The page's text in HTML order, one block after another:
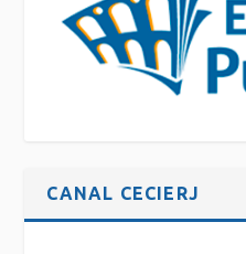
CANAL CECIERJ